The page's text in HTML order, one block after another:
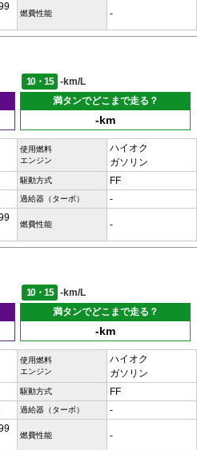
燃費性能 -
10・15
-km/L
満タンでどこまで走る？
-km
使用燃料
エンジン
ハイオク
ガソリン
駆動方式 FF
過給器（ターボ） -
燃費性能 -
10・15
-km/L
満タンでどこまで走る？
-km
使用燃料
エンジン
ハイオク
ガソリン
駆動方式 FF
過給器（ターボ） -
燃費性能 -